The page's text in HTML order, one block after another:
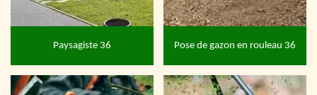
Paysagiste 36 Pose de gazon en rouleau 36